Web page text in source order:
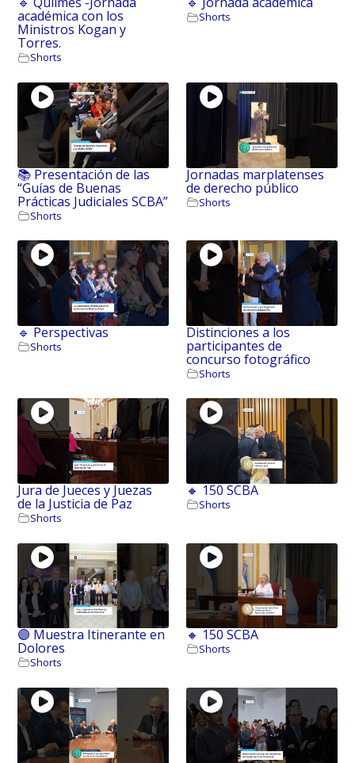
académica con los
Ministros Kogan y
Torres.
Shorts
Shorts
📚 Presentación de las
“Guías de Buenas
Prácticas Judiciales SCBA”
Shorts
Jornadas marplatenses
de derecho público
Shorts
🔹 Perspectivas
Shorts
Distinciones a los
participantes de
concurso fotográfico
Shorts
Jura de Jueces y Juezas
de la Justicia de Paz
Shorts
🔸 150 SCBA
Shorts
🟣 Muestra Itinerante en
Dolores
Shorts
🔸 150 SCBA
Shorts